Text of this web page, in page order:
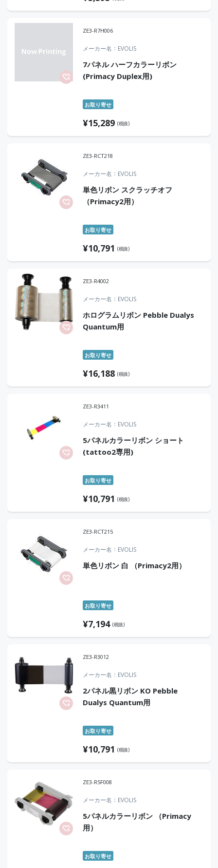
ZE3-R7H006
メーカー名 EVOLIS
7パネル ハーフカラーリボン
(Primacy Duplex用)
お取り寄せ
¥15,289 (税抜)
ZE3-RCT218
メーカー名 EVOLIS
単色リボン スクラッチオフ
（Primacy2用）
お取り寄せ
¥10,791 (税抜)
ZE3-R4002
メーカー名 EVOLIS
ホログラムリボン Pebble Dualys
Quantum用
お取り寄せ
¥16,188 (税抜)
ZE3-R3411
メーカー名 EVOLIS
5パネルカラーリボン ショート
(tattoo2専用)
お取り寄せ
¥10,791 (税抜)
ZE3-RCT215
メーカー名 EVOLIS
単色リボン 白 （Primacy2用）
お取り寄せ
¥7,194 (税抜)
ZE3-R3012
メーカー名 EVOLIS
2パネル黒リボン KO Pebble
Dualys Quantum用
お取り寄せ
¥10,791 (税抜)
ZE3-R5F008
メーカー名 EVOLIS
5パネルカラーリボン （Primacy
用）
お取り寄せ